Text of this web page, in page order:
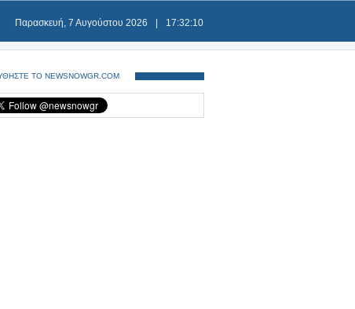
Παρασκευή, 7 Αυγούστου 2026 17:32:10
ΤΟ NEWSNOWGR.COM